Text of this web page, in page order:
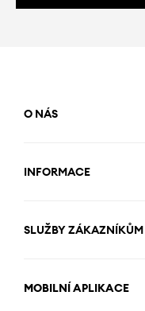
O NÁS
INFORMACE
SLUŽBY ZÁKAZNÍKŮM
MOBILNÍ APLIKACE